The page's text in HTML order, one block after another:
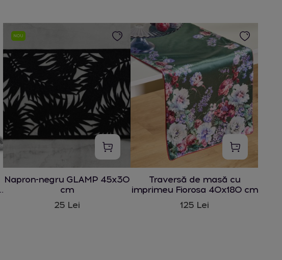
NOU
Napron-negru GLAMP 45x30
cm
25 Lei
Traversă de masă cu
imprimeu Fiorosa 40x180 cm
125 Lei